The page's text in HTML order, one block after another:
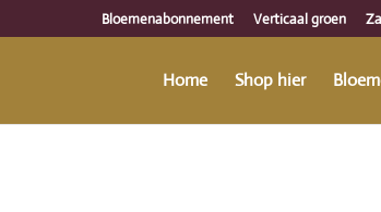
Bloemenabonnement Verticaal groen
Home Shop hier